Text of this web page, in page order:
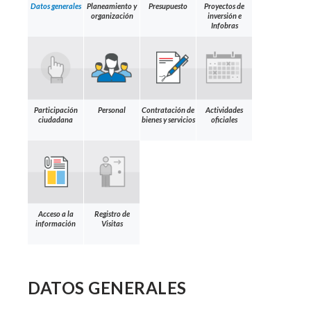
Datos generales
Planeamiento y
organización
Presupuesto
Proyectos de
inversión e
Infobras
Participación
ciudadana
Personal
Contratación de
bienes y servicios
Actividades
oficiales
Acceso a la
información
Registro de
Visitas
DATOS GENERALES